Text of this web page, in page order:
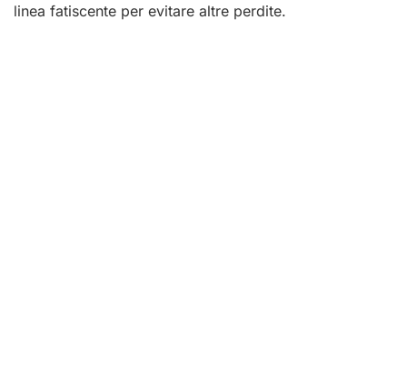
linea fatiscente per evitare altre perdite.